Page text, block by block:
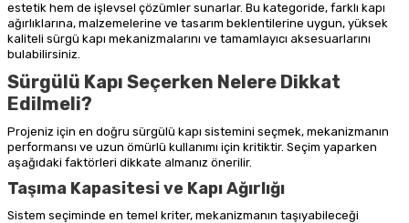
estetik hem de işlevsel çözümler sunarlar. Bu kategoride, farklı kapı
ağırlıklarına, malzemelerine ve tasarım beklentilerine uygun, yüksek
kaliteli sürgü kapı mekanizmalarını ve tamamlayıcı aksesuarlarını
bulabilirsiniz.
Sürgülü Kapı Seçerken Nelere Dikkat
Edilmeli?
Projeniz için en doğru sürgülü kapı sistemini seçmek, mekanizmanın
performansı ve uzun ömürlü kullanımı için kritiktir. Seçim yaparken
aşağıdaki faktörleri dikkate almanız önerilir.
Taşıma Kapasitesi ve Kapı Ağırlığı
Sistem seçiminde en temel kriter, mekanizmanın taşıyabileceği